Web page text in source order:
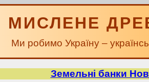
МИСЛЕНЕ
Ми робимо Україну –
Земельні банки